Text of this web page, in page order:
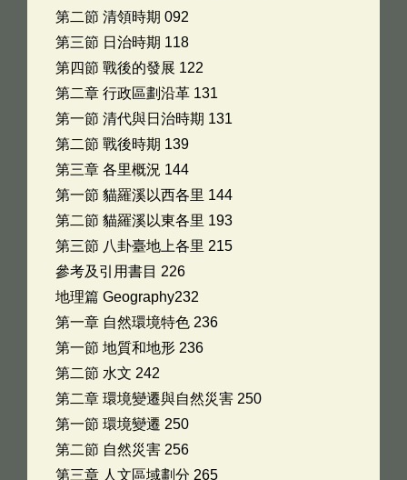
第二節 清領時期 092
第三節 日治時期 118
第四節 戰後的發展 122
第二章 行政區劃沿革 131
第一節 清代與日治時期 131
第二節 戰後時期 139
第三章 各里概況 144
第一節 貓羅溪以西各里 144
第二節 貓羅溪以東各里 193
第三節 八卦臺地上各里 215
參考及引用書目 226
地理篇 Geography232
第一章 自然環境特色 236
第一節 地質和地形 236
第二節 水文 242
第二章 環境變遷與自然災害 250
第一節 環境變遷 250
第二節 自然災害 256
第三章 人文區域劃分 265